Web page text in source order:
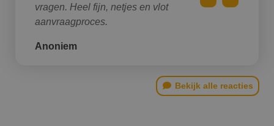
vragen. Heel fijn, netjes en vlot
aanvraagproces.
Anoniem
Bekijk alle reacties